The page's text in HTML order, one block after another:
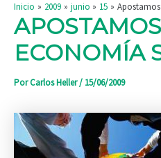
Inicio 2009 junio 15
ECONOMÍA
PorCarlos Heller/ 15/06/2009